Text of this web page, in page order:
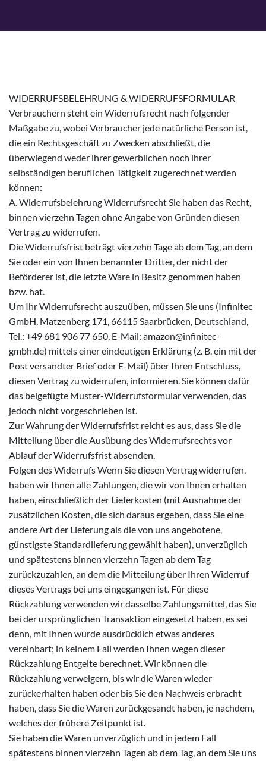
WIDERRUFSBELEHRUNG & WIDERRUFSFORMULAR
Verbrauchern steht ein Widerrufsrecht nach folgender
Maßgabe zu, wobei Verbraucher jede natürliche Person ist,
die ein Rechtsgeschäft zu Zwecken abschließt, die
überwiegend weder ihrer gewerblichen noch ihrer
selbständigen beruflichen Tätigkeit zugerechnet werden
können:
A. Widerrufsbelehrung Widerrufsrecht Sie haben das Recht,
binnen vierzehn Tagen ohne Angabe von Gründen diesen
Vertrag zu widerrufen.
Die Widerrufsfrist beträgt vierzehn Tage ab dem Tag, an dem
Sie oder ein von Ihnen benannter Dritter, der nicht der
Beförderer ist, die letzte Ware in Besitz genommen haben
bzw. hat.
Um Ihr Widerrufsrecht auszuüben, müssen Sie uns (Infinitec
GmbH, Matzenberg 171, 66115 Saarbrücken, Deutschland,
Tel.: +49 681 906 77 650, E-Mail: amazon@infinitec-
gmbh.de) mittels einer eindeutigen Erklärung (z. B. ein mit der
Post versandter Brief oder E-Mail) über Ihren Entschluss,
diesen Vertrag zu widerrufen, informieren. Sie können dafür
das beigefügte Muster-Widerrufsformular verwenden, das
jedoch nicht vorgeschrieben ist.
Zur Wahrung der Widerrufsfrist reicht es aus, dass Sie die
Mitteilung über die Ausübung des Widerrufsrechts vor
Ablauf der Widerrufsfrist absenden.
Folgen des Widerrufs Wenn Sie diesen Vertrag widerrufen,
haben wir Ihnen alle Zahlungen, die wir von Ihnen erhalten
haben, einschließlich der Lieferkosten (mit Ausnahme der
zusätzlichen Kosten, die sich daraus ergeben, dass Sie eine
andere Art der Lieferung als die von uns angebotene,
günstigste Standardlieferung gewählt haben), unverzüglich
und spätestens binnen vierzehn Tagen ab dem Tag
zurückzuzahlen, an dem die Mitteilung über Ihren Widerruf
dieses Vertrags bei uns eingegangen ist. Für diese
Rückzahlung verwenden wir dasselbe Zahlungsmittel, das Sie
bei der ursprünglichen Transaktion eingesetzt haben, es sei
denn, mit Ihnen wurde ausdrücklich etwas anderes
vereinbart; in keinem Fall werden Ihnen wegen dieser
Rückzahlung Entgelte berechnet. Wir können die
Rückzahlung verweigern, bis wir die Waren wieder
zurückerhalten haben oder bis Sie den Nachweis erbracht
haben, dass Sie die Waren zurückgesandt haben, je nachdem,
welches der frühere Zeitpunkt ist.
Sie haben die Waren unverzüglich und in jedem Fall
spätestens binnen vierzehn Tagen ab dem Tag, an dem Sie uns